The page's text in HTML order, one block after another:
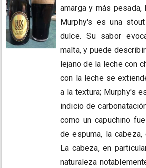
amarga y más
Murphy's es una
dulce. Su sabor
malta, y puede
lejano de la leche con
con la leche se
a la textura; Murphy's
indicio de
como un capuchino
de espuma, la
La cabeza, en
naturaleza